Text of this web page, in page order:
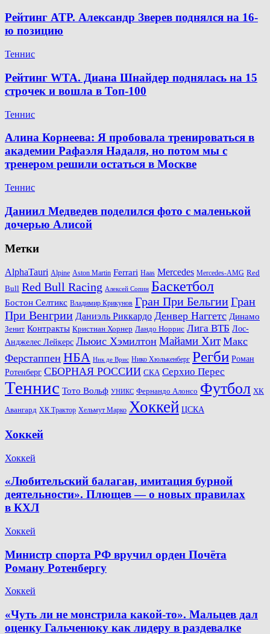
Рейтинг ATP. Александр Зверев поднялся на 16-
ю позицию
Теннис
Рейтинг WTA. Диана Шнайдер поднялась на 15
строчек и вошла в Топ-100
Теннис
Алина Корнеева: Я пробовала тренироваться в
академии Рафаэля Надаля, но потом мы с
тренером решили остаться в Москве
Теннис
Даниил Медведев поделился фото с маленькой
дочерью Алисой
Метки
AlphaTauri Alpine Aston Martin Ferrari Haas Mercedes Mercedes-AMG Red
Bull Red Bull Racing Алексей Сопин Баскетбол
Бостон Селтикс Владимир Крикунов Гран При БельгииГран
При Венгрии Даниэль Риккардо Денвер Наггетс Динамо
Зенит Контракты Кристиан Хорнер Ландо Норрис Лига ВТБ Лос-
Анджелес Лейкерс Льюис Хэмилтон Майами Хит Макс
Ферстаппен НБА Ник де Врис Нико Хюлькенберг Регби Роман
Ротенберг СБОРНАЯ РОССИИ СКА Серхио Перес
Теннис Тото Вольф УНИКС Фернандо Алонсо Футбол ХК
Авангард ХК Трактор Хельмут Марко Хоккей ЦСКА
Хоккей
Хоккей
«Любительский балаган, имитация бурной
деятельности». Плющев — о новых правилах
в КХЛ
Хоккей
Министр спорта РФ вручил орден Почёта
Роману Ротенбергу
Хоккей
«Чуть ли не монстрила какой-то». Мальцев дал
оценку Гальченюку как лидеру в раздевалке